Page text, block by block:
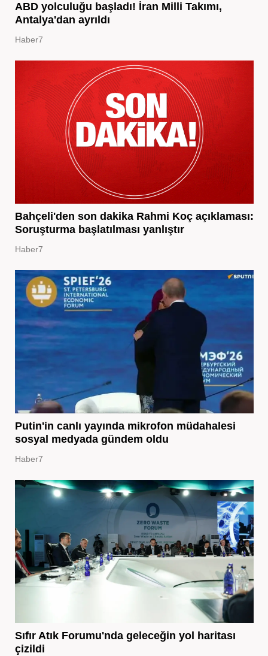
ABD yolculuğu başladı! İran Milli Takımı,
Antalya'dan ayrıldı
Haber7
Bahçeli'den son dakika Rahmi Koç açıklaması:
Soruşturma başlatılması yanlıştır
Haber7
Putin'in canlı yayında mikrofon müdahalesi
sosyal medyada gündem oldu
Haber7
Sıfır Atık Forumu'nda geleceğin yol haritası
çizildi